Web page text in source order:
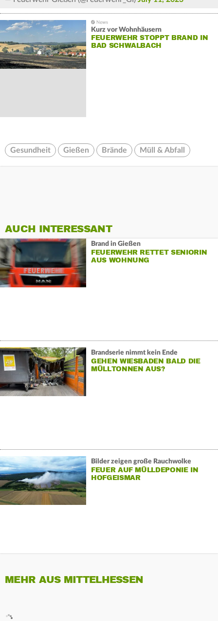
Kurz vor Wohnhäusern
FEUERWEHR STOPPT BRAND IN
BAD SCHWALBACH
Gesundheit Gießen Brände Müll & Abfall
AUCH INTERESSANT
Brand in Gießen
FEUERWEHR RETTET SENIORIN
AUS WOHNUNG
Brandserie nimmt kein Ende
GEHEN WIESBADEN BALD DIE
MÜLLTONNEN AUS?
Bilder zeigen große Rauchwolke
FEUER AUF MÜLLDEPONIE IN
HOFGEISMAR
MEHR AUS MITTELHESSEN